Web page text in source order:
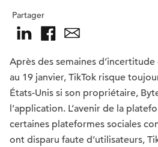
Partager
Après des semaines
au 19 janvier, TikTok risque
États-Unis si son propriétaire,
l’application. L’avenir de la
certaines plateformes sociales
ont disparu faute d’utilisateurs,